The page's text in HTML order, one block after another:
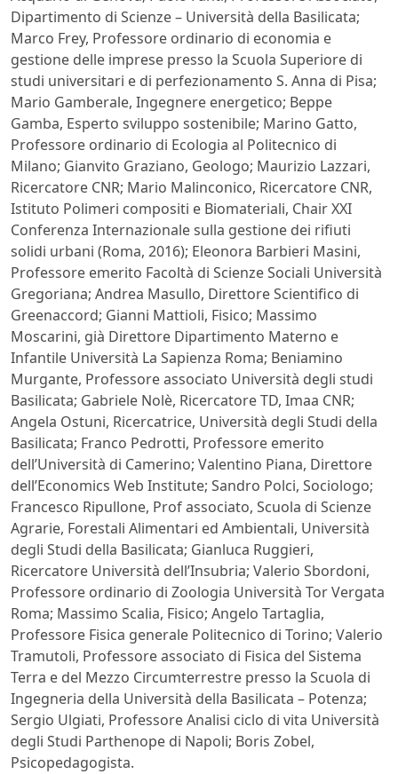
Dipartimento di Scienze – Università della Basilicata;
Marco Frey, Professore ordinario di economia e
gestione delle imprese presso la Scuola Superiore di
studi universitari e di perfezionamento S. Anna di Pisa;
Mario Gamberale, Ingegnere energetico; Beppe
Gamba, Esperto sviluppo sostenibile; Marino Gatto,
Professore ordinario di Ecologia al Politecnico di
Milano; Gianvito Graziano, Geologo; Maurizio Lazzari,
Ricercatore CNR; Mario Malinconico, Ricercatore CNR,
Istituto Polimeri compositi e Biomateriali, Chair XXI
Conferenza Internazionale sulla gestione dei rifiuti
solidi urbani (Roma, 2016); Eleonora Barbieri Masini,
Professore emerito Facoltà di Scienze Sociali Università
Gregoriana; Andrea Masullo, Direttore Scientifico di
Greenaccord; Gianni Mattioli, Fisico; Massimo
Moscarini, già Direttore Dipartimento Materno e
Infantile Università La Sapienza Roma; Beniamino
Murgante, Professore associato Università degli studi
Basilicata; Gabriele Nolè, Ricercatore TD, Imaa CNR;
Angela Ostuni, Ricercatrice, Università degli Studi della
Basilicata; Franco Pedrotti, Professore emerito
dell’Università di Camerino; Valentino Piana, Direttore
dell’Economics Web Institute; Sandro Polci, Sociologo;
Francesco Ripullone, Prof associato, Scuola di Scienze
Agrarie, Forestali Alimentari ed Ambientali, Università
degli Studi della Basilicata; Gianluca Ruggieri,
Ricercatore Università dell’Insubria; Valerio Sbordoni,
Professore ordinario di Zoologia Università Tor Vergata
Roma; Massimo Scalia, Fisico; Angelo Tartaglia,
Professore Fisica generale Politecnico di Torino; Valerio
Tramutoli, Professore associato di Fisica del Sistema
Terra e del Mezzo Circumterrestre presso la Scuola di
Ingegneria della Università della Basilicata – Potenza;
Sergio Ulgiati, Professore Analisi ciclo di vita Università
degli Studi Parthenope di Napoli; Boris Zobel,
Psicopedagogista.